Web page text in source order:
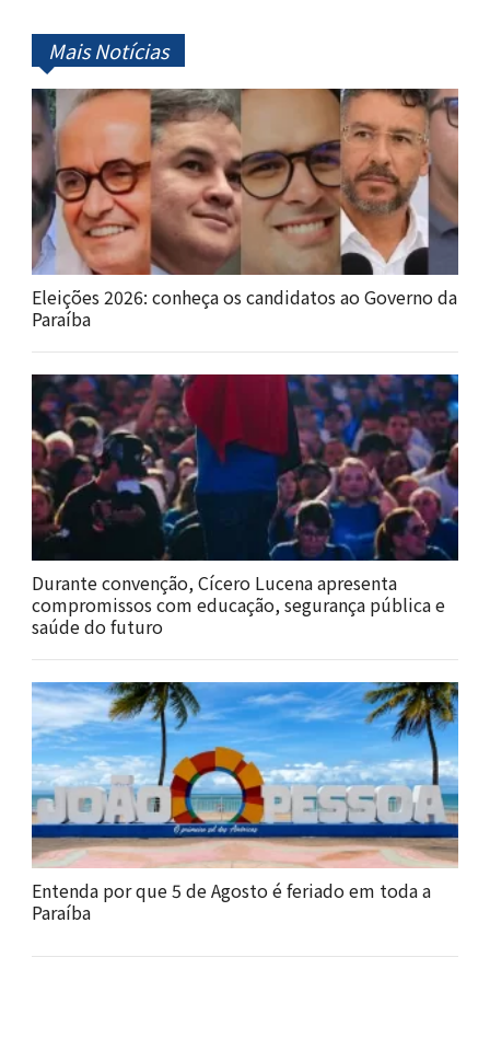
Mais Notícias
Eleições 2026: conheça os candidatos ao Governo da
Paraíba
Durante convenção, Cícero Lucena apresenta
compromissos com educação, segurança pública e
saúde do futuro
Entenda por que 5 de Agosto é feriado em toda a
Paraíba